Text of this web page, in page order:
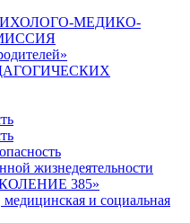
МЕДИКО-
жизнедеятельности
385»
медицинская и социальная